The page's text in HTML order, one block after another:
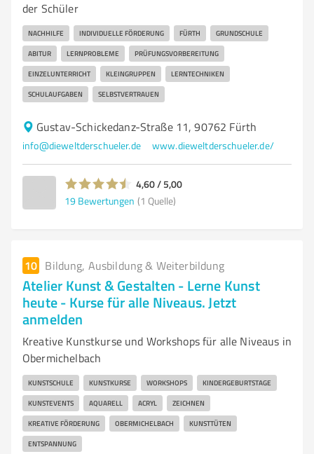
der Schüler
NACHHILFE INDIVIDUELLE FÖRDERUNG FÜRTH GRUNDSCHULE
ABITUR LERNPROBLEME PRÜFUNGSVORBEREITUNG
EINZELUNTERRICHT KLEINGRUPPEN LERNTECHNIKEN
SCHULAUFGABEN SELBSTVERTRAUEN
Gustav-Schickedanz-Straße 11, 90762 Fürth
info@dieweltderschueler.de www.dieweltderschueler.de/
4,60 / 5,00
19 Bewertungen (1 Quelle)
10 Bildung, Ausbildung & Weiterbildung
Atelier Kunst & Gestalten - Lerne Kunst
heute - Kurse für alle Niveaus. Jetzt
anmelden
Kreative Kunstkurse und Workshops für alle Niveaus in
Obermichelbach
KUNSTSCHULE KUNSTKURSE WORKSHOPS KINDERGEBURTSTAGE
KUNSTEVENTS AQUARELL ACRYL ZEICHNEN
KREATIVE FÖRDERUNG OBERMICHELBACH KUNSTTÜTEN
ENTSPANNUNG